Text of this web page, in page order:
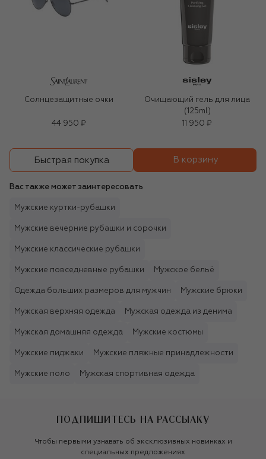
Солнцезащитные очки
44 950 ₽
Очищающий гель для лица
(125ml)
11 950 ₽
Быстрая покупка В корзину
Вас также может заинтересовать
Мужские куртки-рубашки
Мужские вечерние рубашки и сорочки
Мужские классические рубашки
Мужские повседневные рубашки Мужское бельё
Одежда больших размеров для мужчин Мужские брюки
Мужская верхняя одежда Мужская одежда из денима
Мужская домашняя одежда Мужские костюмы
Мужские пиджаки Мужские пляжные принадлежности
Мужские поло Мужская спортивная одежда
ПОДПИШИТЕСЬ НА РАССЫЛКУ
Чтобы первыми узнавать об эксклюзивных новинках и
специальных предложениях